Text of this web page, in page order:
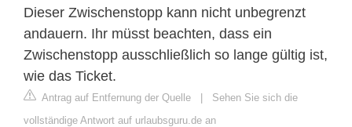
Dieser Zwischenstopp kann nicht unbegrenzt
andauern. Ihr müsst beachten, dass ein
Zwischenstopp ausschließlich so lange gültig ist,
wie das Ticket.
Antrag auf Entfernung der Quelle | Sehen Sie sich die
vollständige Antwort auf urlaubsguru.de an